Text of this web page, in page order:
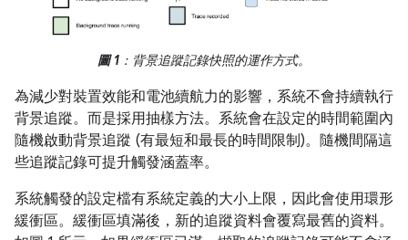
圖 1 ：背景追蹤記錄快照的運作方式。
為減少對裝置效能和電池續航力的影響，系統不會持續執行
背景追蹤。而是採用抽樣方法。系統會在設定的時間範圍內
隨機啟動背景追蹤 (有最短和最長的時間限制)。隨機間隔這
些追蹤記錄可提升觸發涵蓋率。
系統觸發的設定檔有系統定義的大小上限，因此會使用環形
緩衝區。緩衝區填滿後，新的追蹤資料會覆寫最舊的資料。